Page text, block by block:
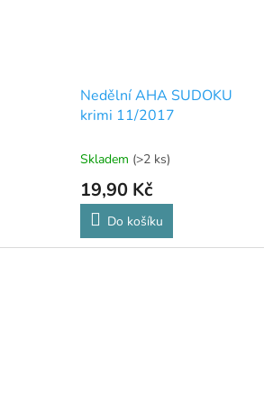
Nedělní AHA SUDOKU
krimi 11/2017
Skladem (>2 ks)
19,90 Kč
Do košíku